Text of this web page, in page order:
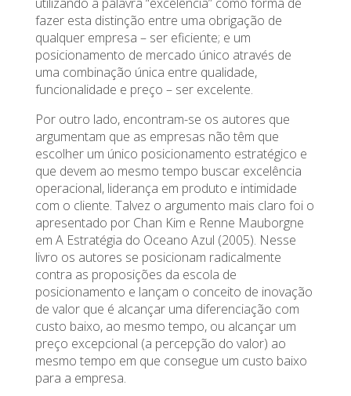
fazer esta distinção entre uma obrigação de
qualquer empresa – ser eficiente; e um
posicionamento de mercado único através de
uma combinação única entre qualidade,
funcionalidade e preço – ser excelente.
Por outro lado, encontram-se os autores que
argumentam que as empresas não têm que
escolher um único posicionamento estratégico e
que devem ao mesmo tempo buscar excelência
operacional, liderança em produto e intimidade
com o cliente. Talvez o argumento mais claro foi o
apresentado por Chan Kim e Renne Mauborgne
em A Estratégia do Oceano Azul (2005). Nesse
livro os autores se posicionam radicalmente
contra as proposições da escola de
posicionamento e lançam o conceito de inovação
de valor que é alcançar uma diferenciação com
custo baixo, ao mesmo tempo, ou alcançar um
preço excepcional (a percepção do valor) ao
mesmo tempo em que consegue um custo baixo
para a empresa.